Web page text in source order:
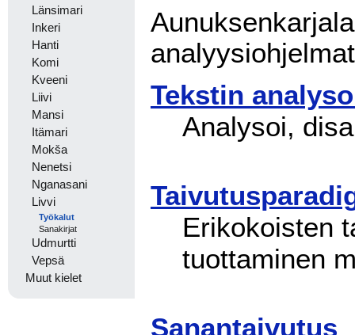
Länsimari
Inkeri
Hanti
Komi
Kveeni
Liivi
Mansi
Itämari
Mokša
Nenetsi
Nganasani
Livvi
Työkalut
Sanakirjat
Udmurtti
Vepsä
Muut kielet
Tekstin
Analysoi,
Erikokoisten
tuottaminen
Sanantaivutus